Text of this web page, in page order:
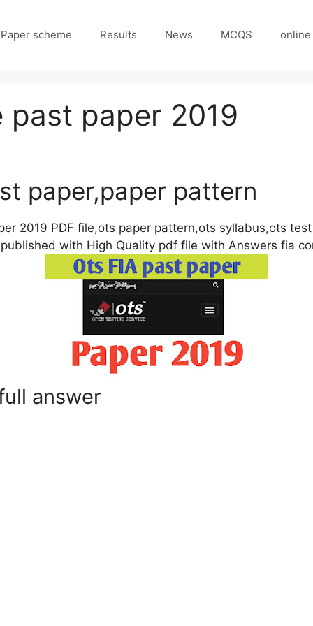
Paper scheme Results News MCQS online
past paper 2019
paper,paper pattern
2019 PDF file,ots paper pattern,ots syllabus,ots
with High Quality pdf file with Answers fia
answer